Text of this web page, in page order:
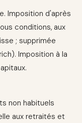
Imposition d'après
conditions, aux
; supprimée
Imposition à la
non habituels
aux retraités et